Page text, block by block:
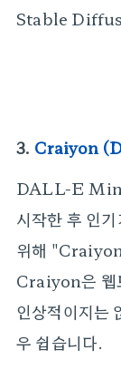
Stable
3. Craiyon
DALL-E Mini
시작한 후 인
위해
Craiyon은 웹
인상적이지는
우 쉽습니다.